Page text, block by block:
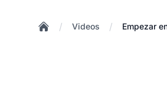
/ Videos / Empezar